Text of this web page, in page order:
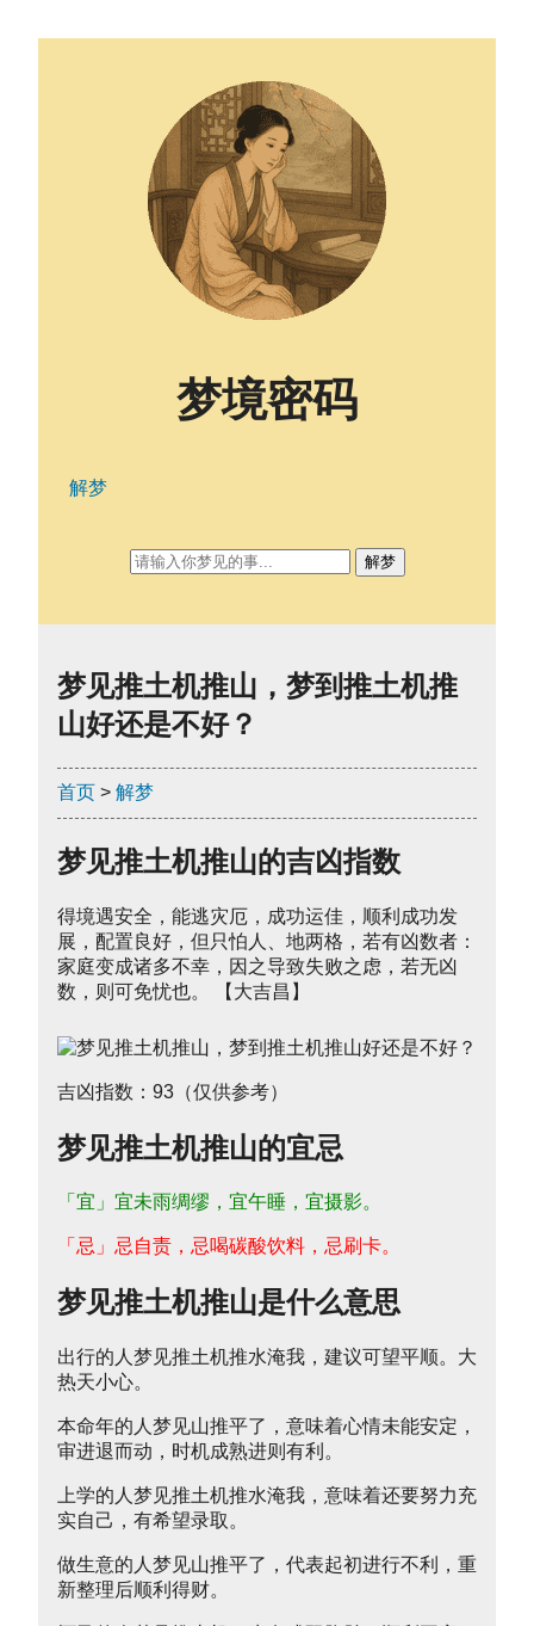
梦见推土机推山，梦到推土机推
山好还是不好？
首页 > 解梦
梦见推土机推山的吉凶指数
得境遇安全，能逃灾厄，成功运佳，顺利成功发
展，配置良好，但只怕人、地两格，若有凶数者：
家庭变成诸多不幸，因之导致失败之虑，若无凶
数，则可免忧也。 【大吉昌】
吉凶指数：93（仅供参考）
梦见推土机推山的宜忌
「宜」宜未雨绸缪，宜午睡，宜摄影。
「忌」忌自责，忌喝碳酸饮料，忌刷卡。
梦见推土机推山是什么意思
出行的人梦见推土机推水淹我，建议可望平顺。大
热天小心。
本命年的人梦见山推平了，意味着心情未能安定，
审进退而动，时机成熟进则有利。
上学的人梦见推土机推水淹我，意味着还要努力充
实自己，有希望录取。
做生意的人梦见山推平了，代表起初进行不利，重
新整理后顺利得财。
梦境密码
解梦
解梦